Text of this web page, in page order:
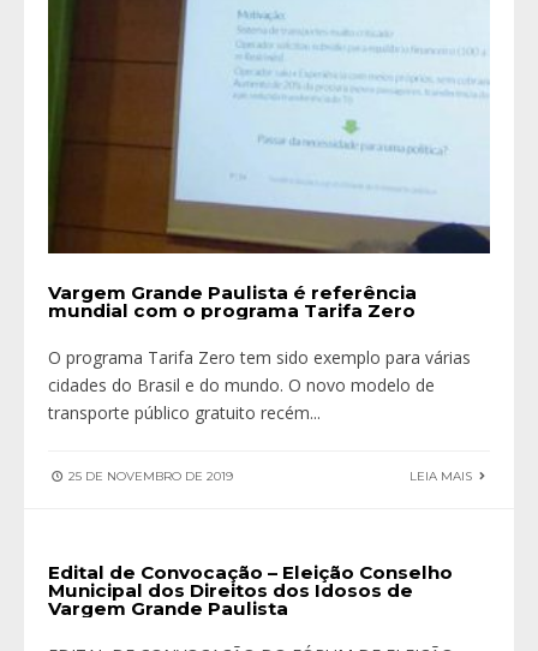
Vargem Grande Paulista é referência
mundial com o programa Tarifa Zero
O programa Tarifa Zero tem sido exemplo para várias
cidades do Brasil e do mundo. O novo modelo de
transporte público gratuito recém...
25 DE NOVEMBRO DE 2019 LEIA MAIS
Edital de Convocação – Eleição Conselho
Municipal dos Direitos dos Idosos de
Vargem Grande Paulista